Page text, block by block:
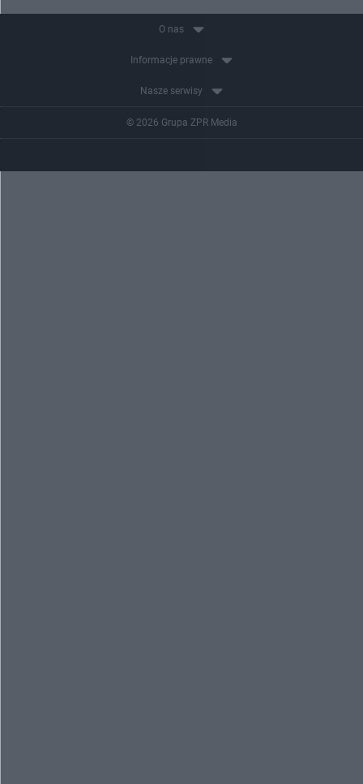
O nas
Informacje prawne
Nasze serwisy
© 2026 Grupa ZPR Media